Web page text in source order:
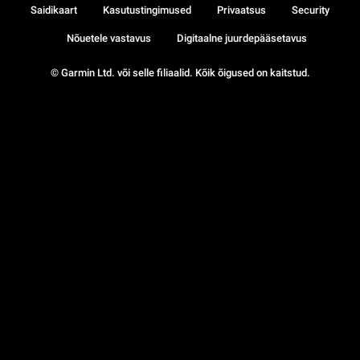
© Garmin Ltd. või selle filiaalid. Kõik õigused on kaitstud.
Saidikaart Kasutustingimused Privaatsus Security
Nõuetele vastavus Digitaalne juurdepääsetavus